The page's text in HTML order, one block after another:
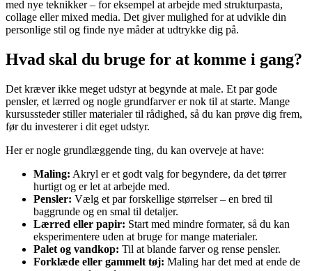
med nye teknikker – for eksempel at arbejde med strukturpasta,
collage eller mixed media. Det giver mulighed for at udvikle din
personlige stil og finde nye måder at udtrykke dig på.
Hvad skal du bruge for at komme i gang?
Det kræver ikke meget udstyr at begynde at male. Et par gode
pensler, et lærred og nogle grundfarver er nok til at starte. Mange
kursussteder stiller materialer til rådighed, så du kan prøve dig frem,
før du investerer i dit eget udstyr.
Her er nogle grundlæggende ting, du kan overveje at have:
Maling: Akryl er et godt valg for begyndere, da det tørrer
hurtigt og er let at arbejde med.
Pensler: Vælg et par forskellige størrelser – en bred til
baggrunde og en smal til detaljer.
Lærred eller papir: Start med mindre formater, så du kan
eksperimentere uden at bruge for mange materialer.
Palet og vandkop: Til at blande farver og rense pensler.
Forklæde eller gammelt tøj: Maling har det med at ende de